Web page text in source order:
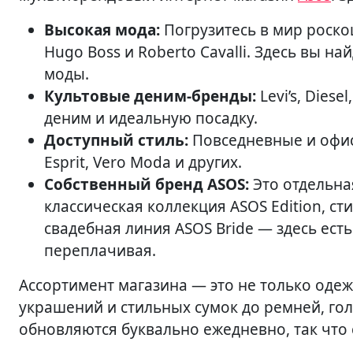
Высокая мода: Погрузитесь в мир
Hugo Boss и Roberto Cavalli. Здесь вы
моды.
Культовые деним-бренды: Levi’s,
деним и идеальную посадку.
Доступный стиль: Повседневные и
Esprit, Vero Moda и других.
Собственный бренд ASOS:Это
классическая коллекция ASOS Edition,
свадебная линия ASOS Bride — здесь
переплачивая.
Ассортимент магазина — это не только
украшений и стильных сумок до ремней,
обновляются буквально ежедневно, так